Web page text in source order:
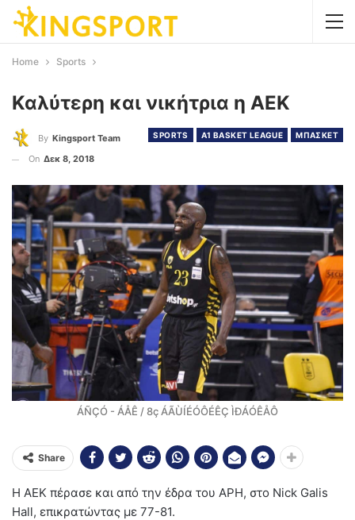
Home Sports
Καλύτερη και νικήτρια η ΑΕΚ
SPORTS Α1 BASKET LEAGUE ΜΠΑΣΚΕΤ
By Kingsport Team
On Δεκ 8, 2018
ÁÑÇÓ - ÁÅÊ / 8ç ÁÃÙÍÉÓÔÉÊÇ ÌÐÁÓÊÅÔ
Share
Η ΑΕΚ πέρασε και από την έδρα του ΑΡΗ, στο Nick Galis
Hall, επικρατώντας με 77-81.